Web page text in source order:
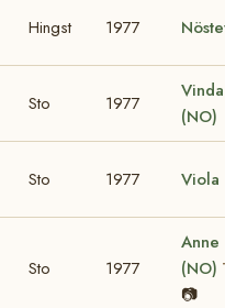
Hingst 1977
Sto 1977
(NO)
Sto 1977 Viola
Sto 1977
Anne
(NO)
📷